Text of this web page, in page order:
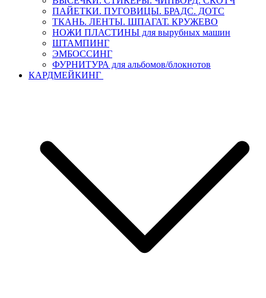
ПАЙЕТКИ. ПУГОВИЦЫ. БРАДС. ДОТС
ТКАНЬ. ЛЕНТЫ. ШПАГАТ. КРУЖЕВО
НОЖИ ПЛАСТИНЫ для вырубных машин
ШТАМПИНГ
ЭМБОССИНГ
ФУРНИТУРА для альбомов/блокнотов
КАРДМЕЙКИНГ